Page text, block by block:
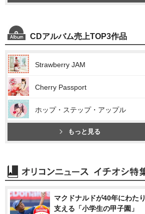
CDアルバム売上TOP3作品
Strawberry JAM
Cherry Passport
ホップ・ステップ・アップル
もっと見る
マクドナルドが40年にわたり
支える「小学生の甲子園」